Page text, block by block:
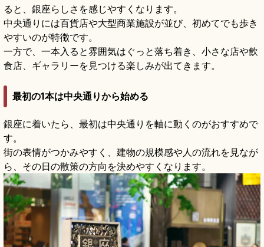
ると、銀座らしさを感じやすくなります。
中央通りには百貨店や大型商業施設が並び、初めてでも歩き
やすいのが特徴です。
一方で、一本入ると雰囲気はぐっと落ち着き、小さな店や飲
食店、ギャラリーを見つける楽しみが出てきます。
最初の1本は中央通りから始める
銀座に着いたら、最初は中央通りを軸に動くのがおすすめで
す。
街の表情がつかみやすく、建物の規模感や人の流れを見なが
ら、その日の散策の方向を決めやすくなります。